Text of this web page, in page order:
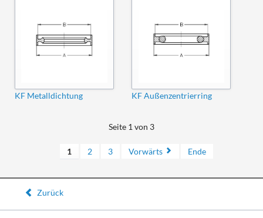
KF Metalldichtung KF Außenzentrierring
Seite 1 von 3
1 2 3 Vorwärts Ende
Zurück